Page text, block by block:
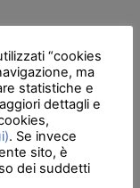
passare a una
dire
dalle tende
“cookies
ma
statistiche e
dettagli e
. Se invece
sito, è
dei suddetti